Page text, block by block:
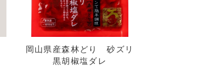
岡山県産森林どり 砂ズリ
黒胡椒塩ダレ